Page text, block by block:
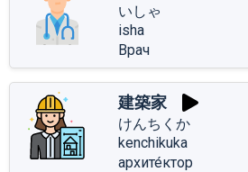
いしゃ
isha
Врач
建築家
けんちくか
kenchikuka
архите́ктор